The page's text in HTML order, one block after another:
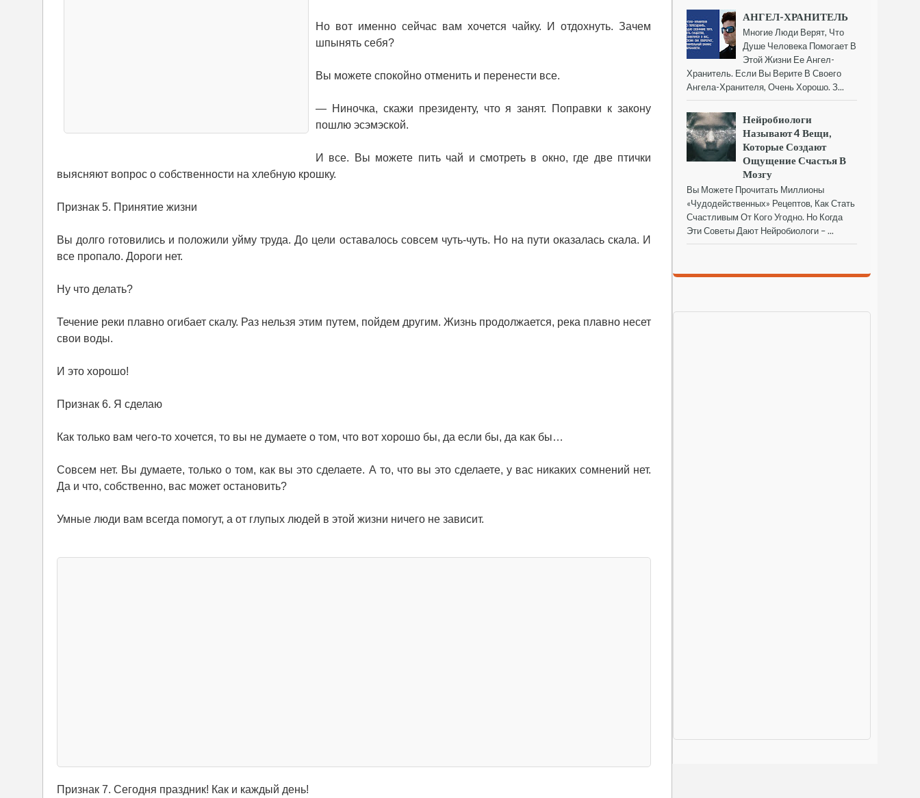
Но вот именно сейчас вам хочется чайку. И отдохнуть. Зачем
шпынять себя?
Вы можете спокойно отменить и перенести все.
— Ниночка, скажи президенту, что я занят. Поправки к закону
пошлю эсэмэской.
И все. Вы можете пить чай и смотреть в окно, где две птички
выясняют вопрос о собственности на хлебную крошку.
Признак 5. Принятие жизни
Вы долго готовились и положили уйму труда. До цели оставалось совсем чуть-чуть. Но на пути оказалась скала. И
все пропало. Дороги нет.
Ну что делать?
Течение реки плавно огибает скалу. Раз нельзя этим путем, пойдем другим. Жизнь продолжается, река плавно несет
свои воды.
И это хорошо!
Признак 6. Я сделаю
Как только вам чего-то хочется, то вы не думаете о том, что вот хорошо бы, да если бы, да как бы…
Совсем нет. Вы думаете, только о том, как вы это сделаете. А то, что вы это сделаете, у вас никаких сомнений нет.
Да и что, собственно, вас может остановить?
Умные люди вам всегда помогут, а от глупых людей в этой жизни ничего не зависит.
Признак 7. Сегодня праздник! Как и каждый день!
АНГЕЛ-ХРАНИТЕЛЬ
Многие Люди Верят, Что
Душе Человека Помогает В
Этой Жизни Ее Ангел-
Хранитель. Если Вы Верите В Своего
Ангела-Хранителя, Очень Хорошо. З...
Нейробиологи
Называют 4 Вещи,
Которые Создают
Ощущение Счастья В
Мозгу
Вы Можете Прочитать Миллионы
«чудодейственных» Рецептов, Как Стать
Счастливым От Кого Угодно. Но Когда
Эти Советы Дают Нейробиологи – ...